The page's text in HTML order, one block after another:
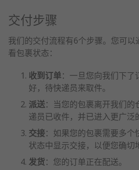
交付步骤
我们的交付流程有6个步骤。您可
看包裹状态：
收到订单：一旦您向我们下
好，待快递员来取件。
派送：当您的包裹离开我们
递员已收件，并已进入更广泛
交接：如果您的包裹需要多
状态中显示交接，以便您确切
发货：您的订单正在配送。